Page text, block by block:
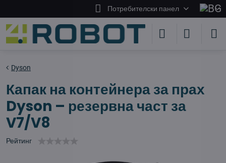
Потребителски панел
Dyson
Капак на контейнера за прах
Dyson – резервна част за
V7/V8
Рейтинг